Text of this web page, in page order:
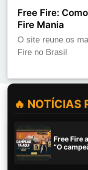
Free Fire:
Fire Mania
O site reune os
Fire no Brasil
🔥 NOTÍCIAS
Free Fire
“O